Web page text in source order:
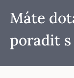
Máte
poradit s